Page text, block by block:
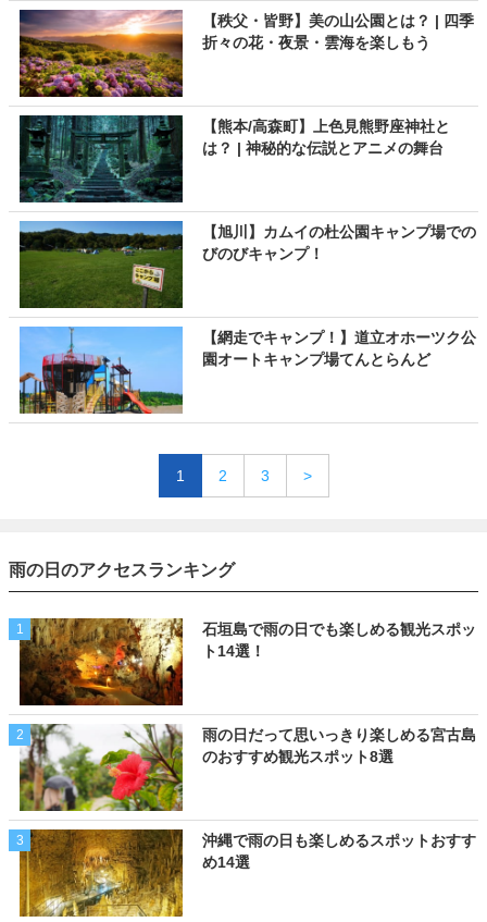
【秩父・皆野】美の山公園とは？ | 四季
折々の花・夜景・雲海を楽しもう
【熊本/高森町】上色見熊野座神社と
は？ | 神秘的な伝説とアニメの舞台
【旭川】カムイの杜公園キャンプ場での
びのびキャンプ！
【網走でキャンプ！】道立オホーツク公
園オートキャンプ場てんとらんど
1 2 3 >
雨の日のアクセスランキング
1
石垣島で雨の日でも楽しめる観光スポッ
ト14選！
2
雨の日だって思いっきり楽しめる宮古島
のおすすめ観光スポット8選
3
沖縄で雨の日も楽しめるスポットおすす
め14選